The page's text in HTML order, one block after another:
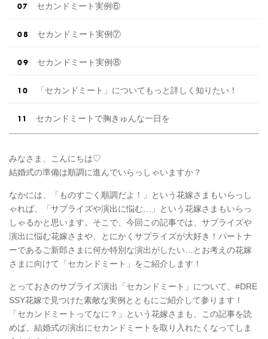
セカンドミート実例⑥
セカンドミート実例⑦
セカンドミート実例⑧
「セカンドミート」についてもっと詳しく知りたい！
セカンドミートで胸きゅんな一日を
みなさま、こんにちは♡
結婚式の準備は順調に進んでいらっしゃいますか？
なかには、「ものすごく順調だよ！」という花嫁さまもいらっし
ゃれば、「サプライズや演出に悩む…」という花嫁さまもいらっ
しゃるかと思います。そこで、今回この記事では、サプライズや
演出に悩む花嫁さまや、とにかくサプライズが大好き！パートナ
ーであるご新郎さまに何か特別な演出がしたい…とお考えの花嫁
さまに向けて「セカンドミート」をご紹介します！
とっておきのサプライズ演出「セカンドミート」について、#DRE
SSY花嫁で見つけた素敵な実例とともにご紹介して参ります！
「セカンドミートってなに？」という花嫁さまも、この記事を読
めば、結婚式の演出にセカンドミートを取り入れたくなってしま